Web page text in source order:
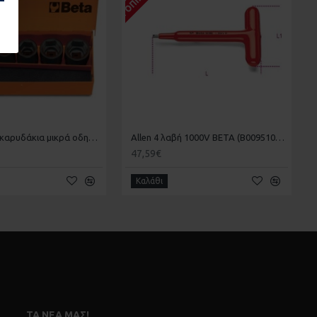
6 κρουστικά καρυδάκια μικρά οδηγός 1/2 θηλυκός σε μεταλλική κασετίνα BETA 007200907 Allen 4 λαβή 1000V BETA (Β009510704)
47,59€
Καλάθι